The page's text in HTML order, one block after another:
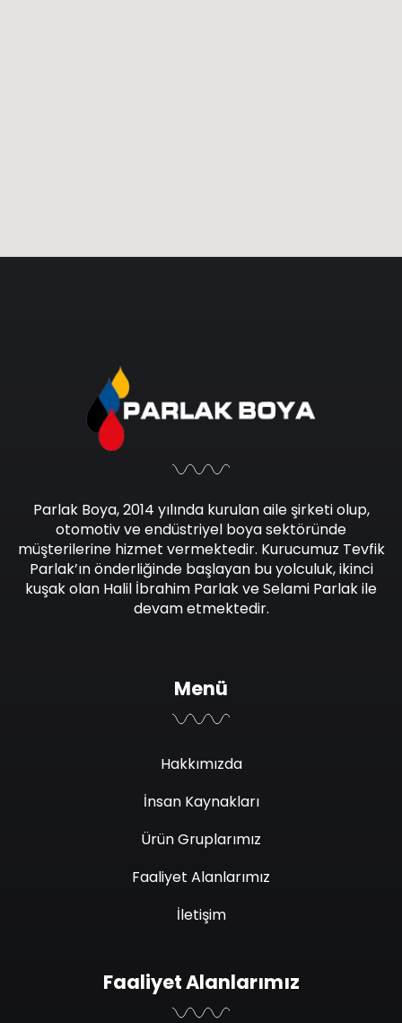
Parlak Boya, 2014 yılında kurulan aile şirketi olup,
otomotiv ve endüstriyel boya sektöründe
müşterilerine hizmet vermektedir. Kurucumuz Tevfik
Parlak’ın önderliğinde başlayan bu yolculuk, ikinci
kuşak olan Halil İbrahim Parlak ve Selami Parlak ile
devam etmektedir.
Menü
Hakkımızda
İnsan Kaynakları
Ürün Gruplarımız
Faaliyet Alanlarımız
İletişim
Faaliyet Alanlarımız